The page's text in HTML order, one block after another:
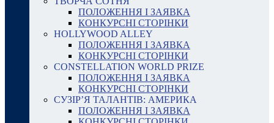
ПОЛОЖЕННЯ І ЗАЯВКА
КОНКУРСНІ СТОРІНКИ
HOLLYWOOD ALLEY
ПОЛОЖЕННЯ І ЗАЯВКА
КОНКУРСНІ СТОРІНКИ
CONSTELLATION WORLD PRIZE
ПОЛОЖЕННЯ І ЗАЯВКА
КОНКУРСНІ СТОРІНКИ
СУЗІР’Я ТАЛАНТІВ: АМЕРИКА
ПОЛОЖЕННЯ І ЗАЯВКА